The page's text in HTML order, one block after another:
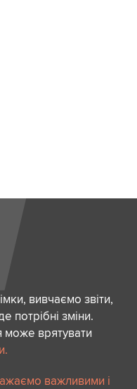
вивчаємо звіти,
потрібні зміни.
врятувати
важливими і